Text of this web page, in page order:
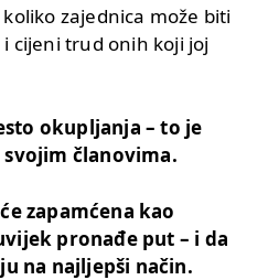
zajednica može biti
cijeni trud onih koji joj
okupljanja – to je
članovima.
zapamćena kao
pronađe put – i da
na najljepši način.